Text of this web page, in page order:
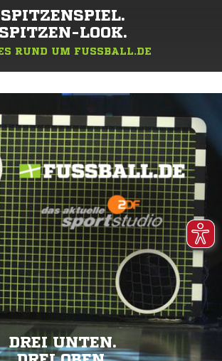
SPITZENSPIEL.
SPITZEN-LOOK.
RUND UM FUSSBALL.DE
DREI UNTEN.